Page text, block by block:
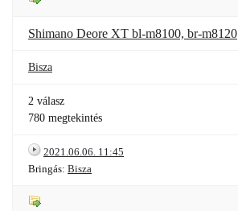
Shimano Deore XT bl-m8100, br-m8120
Bisza
2 válasz
780 megtekintés
2021.06.06. 11:45
Bringás: Bisza